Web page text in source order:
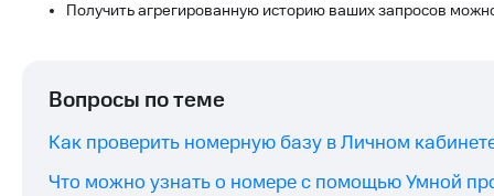
Получить агрегированную историю ваших запросов
Вопросы по теме
Как проверить номерную базу в Личном
Что можно узнать о номере с помощью Умной